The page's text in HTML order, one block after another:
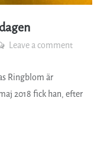
Leave a comment
Ringblom är
2018 fick han, efter